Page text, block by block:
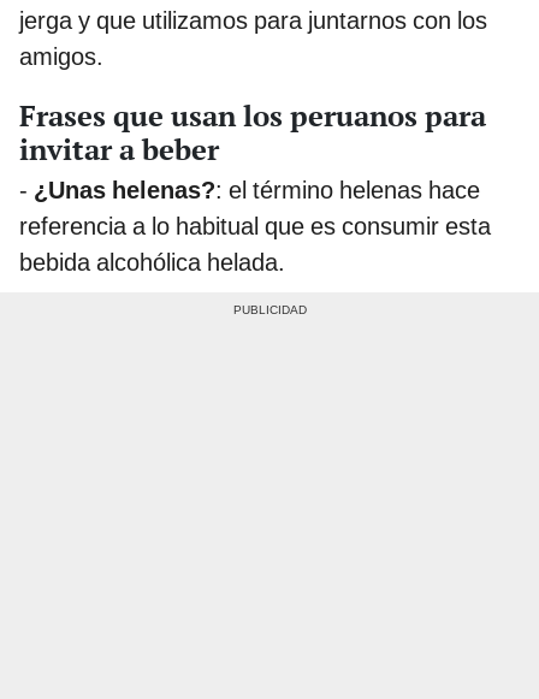
jerga y que utilizamos para juntarnos con los
amigos.
Frases que usan los peruanos para
invitar a beber
- ¿Unas helenas?: el término helenas hace
referencia a lo habitual que es consumir esta
bebida alcohólica helada.